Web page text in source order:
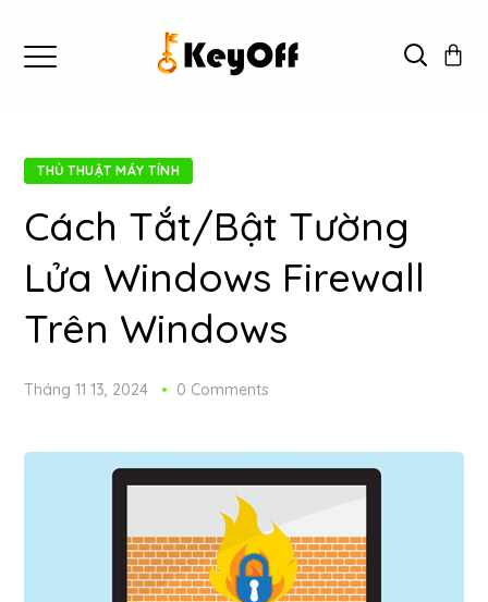
THỦ THUẬT MÁY TÍNH
Cách Tắt/Bật Tường
Lửa Windows Firewall
Trên Windows
Tháng 11 13, 2024 0 Comments